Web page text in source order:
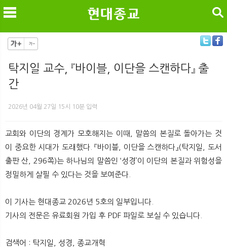
메
검색
탁지일 교수, 『바이블, 이단을 스캔하다』 출
간
2026년 04월 27일 15시 10분 입력
교회와 이단의 경계가 모호해지는 이때, 말씀의 본질로 돌아가는 것
이 중요한 시대가 도래했다. 『바이블, 이단을 스캔하다』(탁지일, 도서
출판 산, 296쪽)는 하나님의 말씀인 ‘성경’이 이단의 본질과 위험성을
정밀하게 살필 수 있다는 것을 보여준다.
이 기사는 현대종교 2026년 5호의 일부입니다.
기사의 전문은 유료회원 가입 후 PDF 파일로 보실 수 있습니다.
검색어 : 탁지일, 성경, 종교개혁